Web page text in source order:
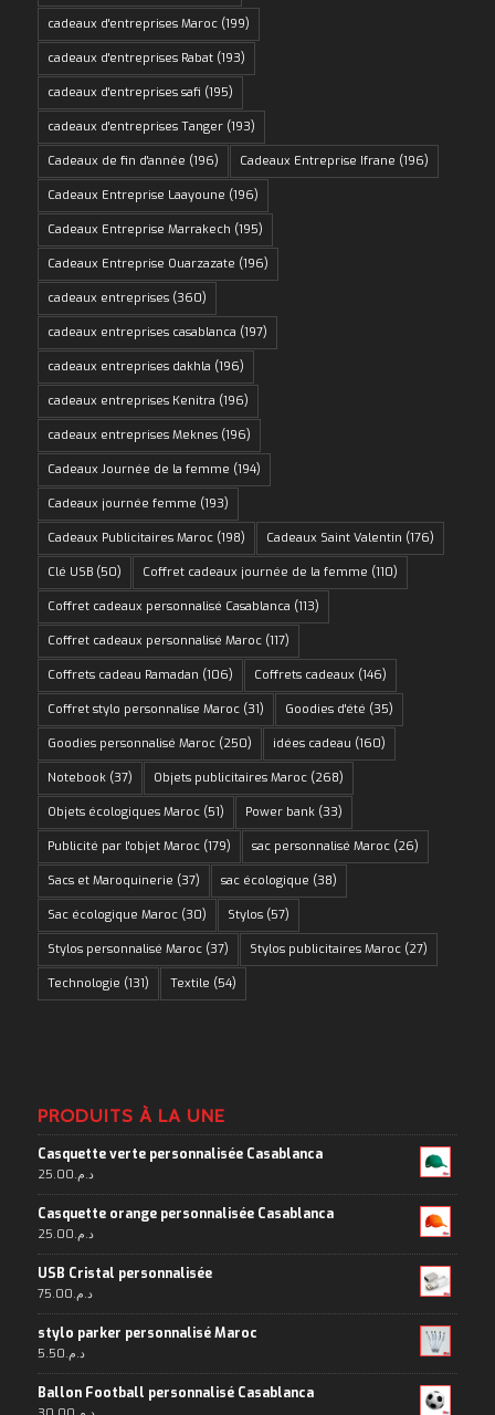
cadeaux d'entreprises Maroc(199)
cadeaux d'entreprises Rabat(193)
cadeaux d'entreprises safi (195)
cadeaux d'entreprises Tanger(193)
Cadeaux de fin d'année (196) Cadeaux Entreprise Ifrane (196)
Cadeaux Entreprise Laayoune (196)
Cadeaux Entreprise Marrakech (195)
Cadeaux Entreprise Ouarzazate (196)
cadeaux entreprises(360)
cadeaux entreprises casablanca (197)
cadeaux entreprises dakhla (196)
cadeaux entreprises Kenitra (196)
cadeaux entreprises Meknes(196)
Cadeaux Journée de la femme (194)
Cadeaux journée femme (193)
Cadeaux Publicitaires Maroc(198) Cadeaux Saint Valentin (176)
Clé USB(50) Coffret cadeaux journée de la femme (110)
Coffret cadeaux personnalisé Casablanca (113)
Coffret cadeaux personnalisé Maroc(117)
Coffrets cadeau Ramadan (106) Coffrets cadeaux (146)
Coffret stylo personnalise Maroc(31) Goodies d'été (35)
Goodies personnalisé Maroc(250) idées cadeau (160)
Notebook(37) Objets publicitaires Maroc(268)
Objets écologiques Maroc(51) Power bank(33)
Publicité par l'objet Maroc(179) sac personnalisé Maroc(26)
Sacs et Maroquinerie (37) sac écologique (38)
Sac écologique Maroc(30) Stylos(57)
Stylos personnalisé Maroc(37) Stylos publicitaires Maroc(27)
Technologie (131) Textile (54)
PRODUITS À LA UNE
Casquette verte personnalisée Casablanca
د.م.25.00
Casquette orange personnalisée Casablanca
د.م.25.00
USB Cristal personnalisée
د.م.75.00
stylo parker personnalisé Maroc
د.م.5.50
Ballon Football personnalisé Casablanca